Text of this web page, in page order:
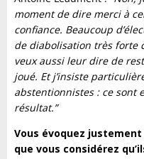
moment de dire merci à
confiance. Beaucoup
de diabolisation très forte
veux aussi leur dire de
joué. Et j’insiste
abstentionnistes : ce sont
résultat.”
Vous évoquez
que vous considérez